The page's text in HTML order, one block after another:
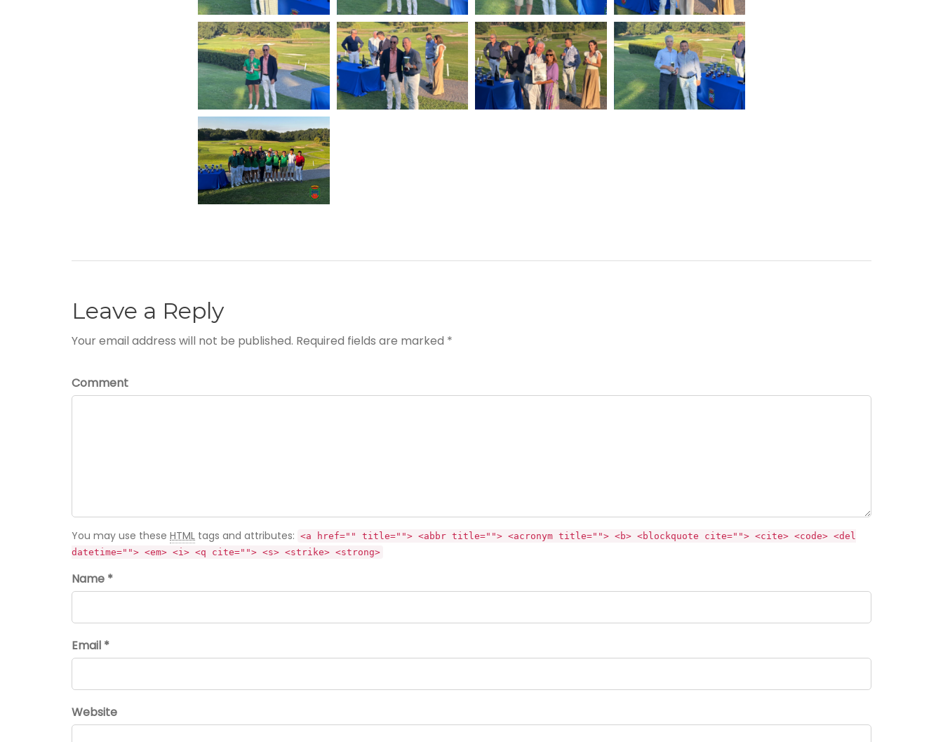
Leave a Reply
Your email address will not be published. Required fields are marked *
Comment
You may use these HTML tags and attributes: <a href="" title=""> <abbr title=""> <acronym title=""> <b> <blockquote cite=""> <cite> <code> <del
datetime=""> <em> <i> <q cite=""> <s> <strike> <strong>
Name *
Email *
Website